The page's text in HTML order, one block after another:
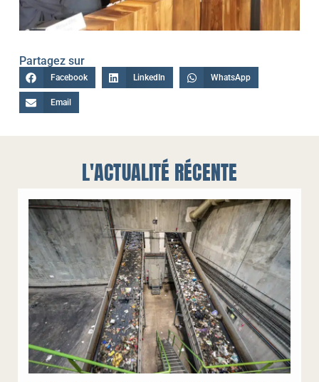
Partagez sur
Facebook LinkedIn WhatsApp
Email
L'ACTUALITÉ RÉCENTE